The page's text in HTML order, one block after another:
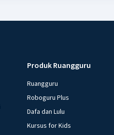
Produk Ruangguru
Ruangguru
Roboguru Plus
Dafa dan Lulu
Kursus for Kids